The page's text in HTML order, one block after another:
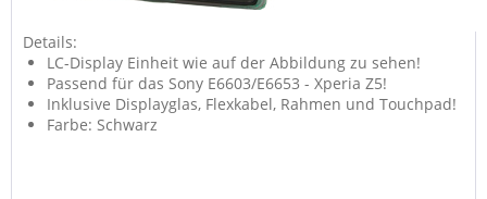
Details:
LC-Display Einheit wie auf der Abbildung zu sehen!
Passend für das Sony E6603/E6653 - Xperia Z5!
Inklusive Displayglas, Flexkabel, Rahmen und Touchpad!
Farbe: Schwarz